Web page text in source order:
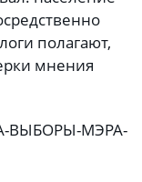
полагают,
мнения
ВЫБОРЫ-МЭРА-